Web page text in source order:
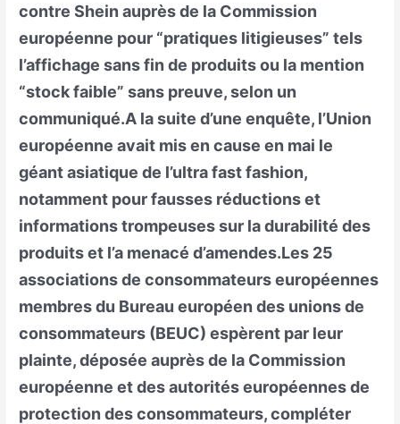
contre Shein auprès de la Commission
européenne pour “pratiques litigieuses” tels
l’affichage sans fin de produits ou la mention
“stock faible” sans preuve, selon un
communiqué.A la suite d’une enquête, l’Union
européenne avait mis en cause en mai le
géant asiatique de l’ultra fast fashion,
notamment pour fausses réductions et
informations trompeuses sur la durabilité des
produits et l’a menacé d’amendes.Les 25
associations de consommateurs européennes
membres du Bureau européen des unions de
consommateurs (BEUC) espèrent par leur
plainte, déposée auprès de la Commission
européenne et des autorités européennes de
protection des consommateurs, compléter